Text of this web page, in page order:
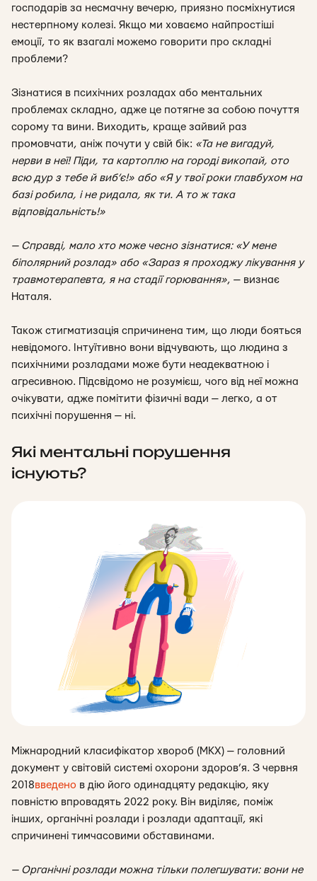
господарів за несмачну вечерю, приязно посміхнутися
нестерпному колезі. Якщо ми ховаємо найпростіші
емоції, то як взагалі можемо говорити про складні
проблеми?
Зізнатися в психічних розладах або ментальних
проблемах складно, адже це потягне за собою почуття
сорому та вини. Виходить, краще зайвий раз
промовчати, аніж почути у свій бік: «Та не вигадуй,
нерви в неї! Піди, та картоплю на городі викопай, ото
всю дур з тебе й виб’є!» або «Я у твої роки главбухом на
базі робила, і не ридала, як ти. А то ж така
відповідальність!»
— Справді, мало хто може чесно зізнатися: «У мене
біполярний розлад» або «Зараз я проходжу лікування у
травмотерапевта, я на стадії горювання», — визнає
Наталя.
Також стигматизація спричинена тим, що люди бояться
невідомого. Інтуїтивно вони відчувають, що людина з
психічними розладами може бути неадекватною і
агресивною. Підсвідомо не розумієш, чого від неї можна
очікувати, адже помітити фізичні вади — легко, а от
психічні порушення — ні.
Які ментальні порушення
існують?
Міжнародний класифікатор хвороб (МКХ) — головний
документ у світовій системі охорони здоров’я. З червня
2018введено в дію його одинадцяту редакцію, яку
повністю впровадять 2022 року. Він виділяє, поміж
інших, органічні розлади і розлади адаптації, які
спричинені тимчасовими обставинами.
— Органічні розлади можна тільки полегшувати: вони не